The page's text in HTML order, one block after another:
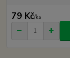
79 Kč/ks